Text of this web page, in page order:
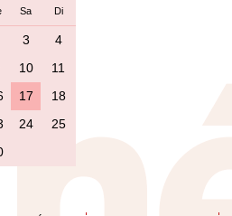
Sa Di
3
4
10
11
17
18
24
25